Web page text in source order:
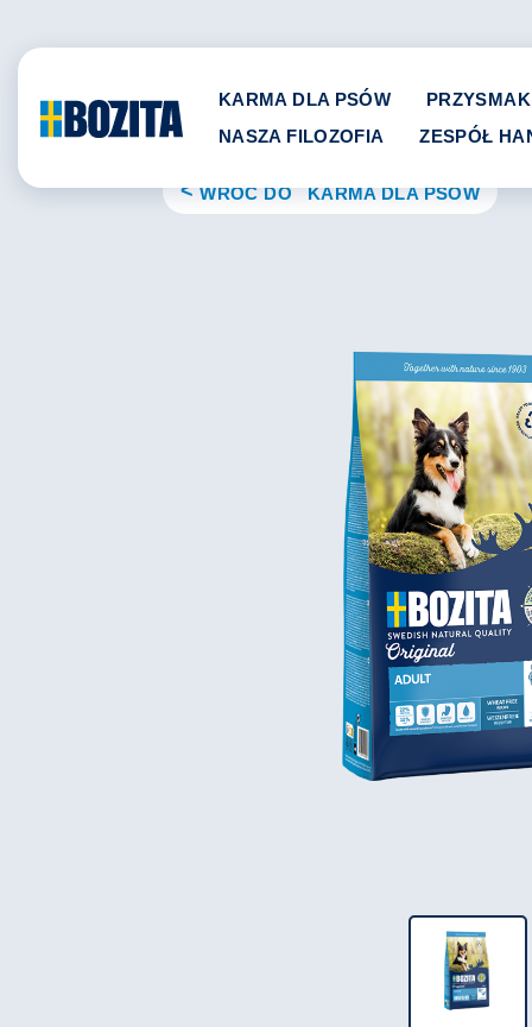
KARMA DLA PSÓW
NASZA FILOZOFIA
ZESPÓŁ
WRÓĆ DO KARMA DLA PSÓW